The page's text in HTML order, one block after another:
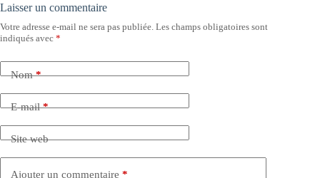
Laisser un commentaire
Votre adresse e-mail ne sera pas publiée. Les champs obligatoires sont
indiqués avec *
Nom*
E-mail*
Site web
Ajouter un commentaire *